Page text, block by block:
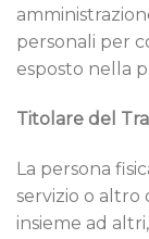
personali per
esposto nella
Titolare del
La persona
servizio o altro
insieme ad